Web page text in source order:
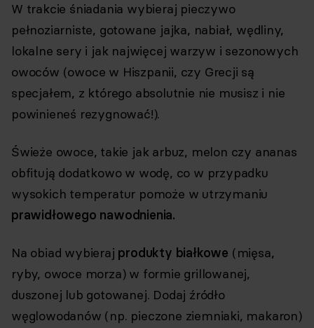
W trakcie śniadania wybieraj pieczywo
pełnoziarniste, gotowane jajka, nabiał, wędliny,
lokalne sery i jak najwięcej warzyw i sezonowych
owoców (owoce w Hiszpanii, czy Grecji są
specjałem, z którego absolutnie nie musisz i nie
powinieneś rezygnować!).
Świeże owoce, takie jak arbuz, melon czy ananas
obfitują dodatkowo w wodę, co w przypadku
wysokich temperatur pomoże w utrzymaniu
prawidłowego nawodnienia.
Na obiad wybieraj produkty białkowe (mięsa,
ryby, owoce morza) w formie grillowanej,
duszonej lub gotowanej. Dodaj źródło
węglowodanów (np. pieczone ziemniaki, makaron)